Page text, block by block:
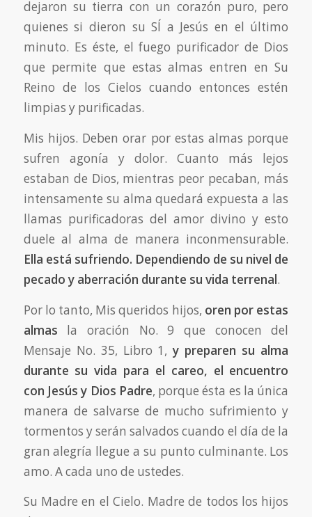
dejaron su tierra con un corazón puro, pero
quienes si dieron su SÍ a Jesús en el último
minuto. Es éste, el fuego purificador de Dios
que permite que estas almas entren en Su
Reino de los Cielos cuando entonces estén
limpias y purificadas.
Mis hijos. Deben orar por estas almas porque
sufren agonía y dolor. Cuanto más lejos
estaban de Dios, mientras peor pecaban, más
intensamente su alma quedará expuesta a las
llamas purificadoras del amor divino y esto
duele al alma de manera inconmensurable.
Ella está sufriendo. Dependiendo de su nivel de
pecado y aberración durante su vida terrenal.
Por lo tanto, Mis queridos hijos, oren por estas
almas la oración No. 9 que conocen del
Mensaje No. 35, Libro 1,y preparen su alma
durante su vida para el careo, el encuentro
con Jesús y Dios Padre, porque ésta es la única
manera de salvarse de mucho sufrimiento y
tormentos y serán salvados cuando el día de la
gran alegría llegue a su punto culminante. Los
amo. A cada uno de ustedes.
Su Madre en el Cielo. Madre de todos los hijos